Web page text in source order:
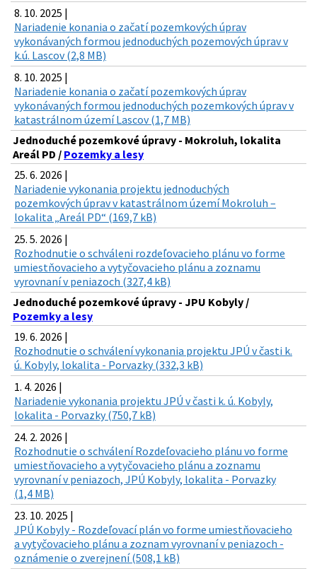
8. 10. 2025 |
Nariadenie konania o začatí pozemkových úprav
vykonávaných formou jednoduchých pozemových úprav v
k.ú. Lascov (2,8 MB)
8. 10. 2025 |
Nariadenie konania o začatí pozemkových úprav
vykonávaných formou jednoduchých pozemkových úprav v
katastrálnom území Lascov (1,7 MB)
Jednoduché pozemkové úpravy - Mokroluh, lokalita
Areál PD / Pozemky a lesy
25. 6. 2026 |
Nariadenie vykonania projektu jednoduchých
pozemkových úprav v katastrálnom území Mokroluh –
lokalita „Areál PD“ (169,7 kB)
25. 5. 2026 |
Rozhodnutie o schváleni rozdeľovacieho plánu vo forme
umiestňovacieho a vytyčovacieho plánu a zoznamu
vyrovnaní v peniazoch (327,4 kB)
Jednoduché pozemkové úpravy - JPU Kobyly /
Pozemky a lesy
19. 6. 2026 |
Rozhodnutie o schválení vykonania projektu JPÚ v časti k.
ú. Kobyly, lokalita - Porvazky (332,3 kB)
1. 4. 2026 |
Nariadenie vykonania projektu JPÚ v časti k. ú. Kobyly,
lokalita - Porvazky (750,7 kB)
24. 2. 2026 |
Rozhodnutie o schválení Rozdeľovacieho plánu vo forme
umiestňovacieho a vytyčovacieho plánu a zoznamu
vyrovnaní v peniazoch, JPÚ Kobyly, lokalita - Porvazky
(1,4 MB)
23. 10. 2025 |
JPÚ Kobyly - Rozdeľovací plán vo forme umiestňovacieho
a vytyčovacieho plánu a zoznam vyrovnaní v peniazoch -
oznámenie o zverejnení (508,1 kB)